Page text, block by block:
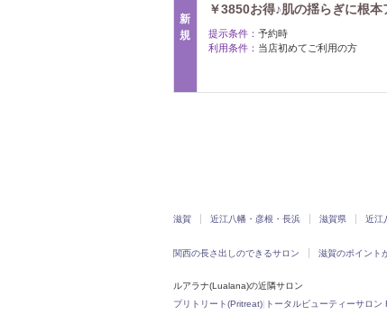
新
規
￥3850お得♪肌の揺らぎに根
提示条件： 予約時
利用条件： 当店初めてご利用の方
滋賀 近江八幡・彦根・長浜 滋賀県 近江
関西の長さ出しのできるサロン 滋賀のポイント
ルアラナ(Lualana)の近隣サロン
プリトリート(Pritreat)| トータルビューティーサロン